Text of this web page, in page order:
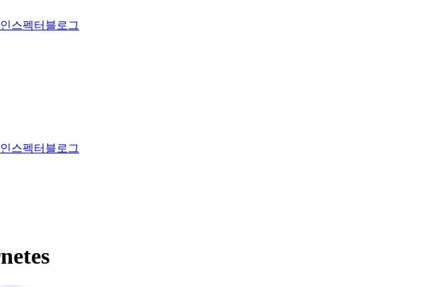
인스펙터 블로그
인스펙터 블로그